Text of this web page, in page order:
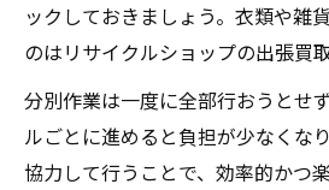
ックしておきましょう。衣類や雑
のはリサイクルショップの出張買
分別作業は一度に全部行おうとせ
ルごとに進めると負担が少なくな
協力して行うことで、効率的かつ